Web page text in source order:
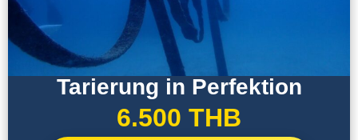
Tarierung in Perfektion
6.500 THB